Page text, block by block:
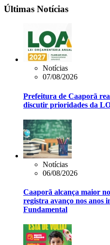
Últimas Notícias
Notícias
07/08/2026
Prefeitura de Caaporã
discutir prioridades da
Notícias
06/08/2026
Caaporã alcança maior
registra avanço nos anos
Fundamental